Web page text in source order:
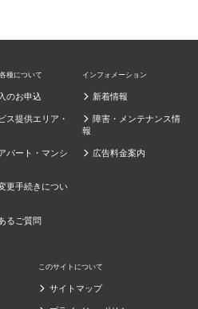
種について
のお申込
ス提供エリア・
パート・マンシ
更手続きについ
るご質問
インフォメーション
新着情報
障害・メンテナンス情
報
広告料金案内
このサイトについて
サイトマップ